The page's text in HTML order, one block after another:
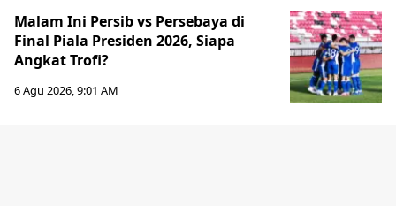
Malam Ini Persib vs Persebaya di
Final Piala Presiden 2026, Siapa
Angkat Trofi?
6 Agu 2026, 9:01 AM